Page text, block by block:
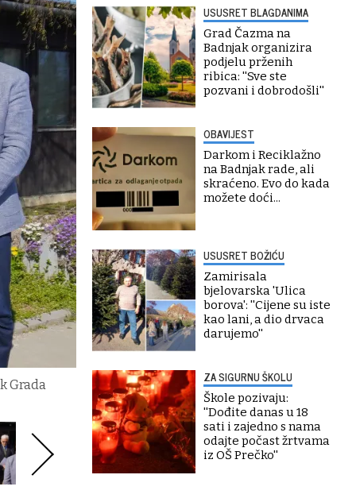
Grada
USUSRET BLAGDANIMA
Grad Čazma na
Badnjak organizira
podjelu prženih
ribica: ''Sve ste
pozvani i dobrodošli''
OBAVIJEST
Darkom i Reciklažno
na Badnjak rade, ali
skraćeno. Evo do kada
možete doći...
USUSRET BOŽIĆU
Zamirisala
bjelovarska 'Ulica
borova': ''Cijene su iste
kao lani, a dio drvaca
darujemo''
ZA SIGURNU ŠKOLU
Škole pozivaju:
''Dođite danas u 18
sati i zajedno s nama
odajte počast žrtvama
iz OŠ Prečko''